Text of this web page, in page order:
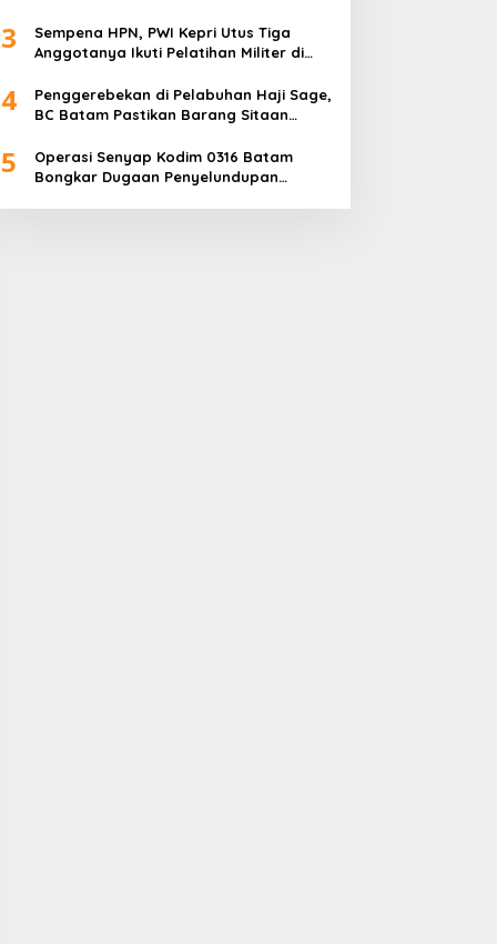
Dipertanyakan
3
Sempena HPN, PWI Kepri Utus Tiga
Anggotanya Ikuti Pelatihan Militer di
4
Penggerebekan di Pelabuhan Haji Sage,
BC Batam Pastikan Barang Sitaan
5
Operasi Senyap Kodim 0316 Batam
Bongkar Dugaan Penyelundupan